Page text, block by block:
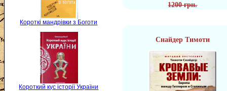
Короткі мандрівки з Боготи
Короткий кус історії України
1200 грн.
Снайдер Тимоти